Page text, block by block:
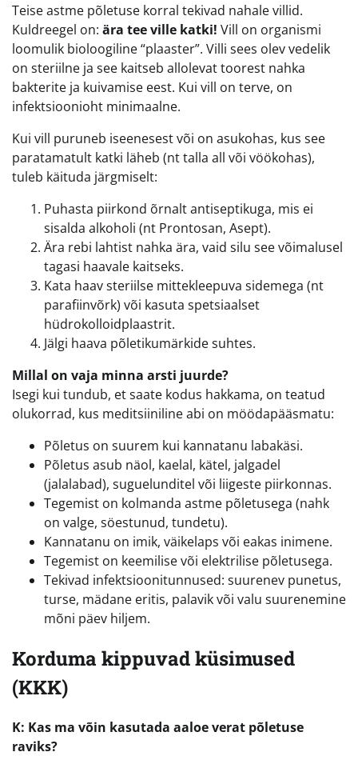
Teise astme põletuse korral tekivad nahale villid.
Kuldreegel on: ära tee ville katki! Vill on organismi
loomulik bioloogiline “plaaster”. Villi sees olev vedelik
on steriilne ja see kaitseb allolevat toorest nahka
bakterite ja kuivamise eest. Kui vill on terve, on
infektsioonioht minimaalne.
Kui vill puruneb iseenesest või on asukohas, kus see
paratamatult katki läheb (nt talla all või vöökohas),
tuleb käituda järgmiselt:
Puhasta piirkond õrnalt antiseptikuga, mis ei
sisalda alkoholi (nt Prontosan, Asept).
Ära rebi lahtist nahka ära, vaid silu see võimalusel
tagasi haavale kaitseks.
Kata haav steriilse mittekleepuva sidemega (nt
parafiinvõrk) või kasuta spetsiaalset
hüdrokolloidplaastrit.
Jälgi haava põletikumärkide suhtes.
Millal on vaja minna arsti juurde?
Isegi kui tundub, et saate kodus hakkama, on teatud
olukorrad, kus meditsiiniline abi on möödapääsmatu:
Põletus on suurem kui kannatanu labakäsi.
Põletus asub näol, kaelal, kätel, jalgadel
(jalalabad), suguelunditel või liigeste piirkonnas.
Tegemist on kolmanda astme põletusega (nahk
on valge, söestunud, tundetu).
Kannatanu on imik, väikelaps või eakas inimene.
Tegemist on keemilise või elektrilise põletusega.
Tekivad infektsioonitunnused: suurenev punetus,
turse, mädane eritis, palavik või valu suurenemine
mõni päev hiljem.
Korduma kippuvad küsimused
(KKK)
K: Kas ma võin kasutada aaloe verat põletuse
raviks?